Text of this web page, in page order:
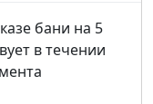
бани на 5
в течении